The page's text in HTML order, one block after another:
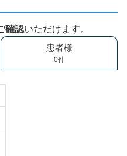
確認いただけます。
患者様
0件